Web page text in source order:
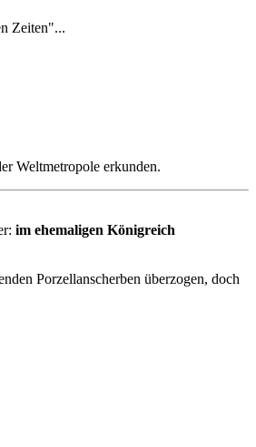
Zeiten"...
Weltmetropole erkunden.
im ehemaligen Königreich
Porzellanscherben überzogen, doch